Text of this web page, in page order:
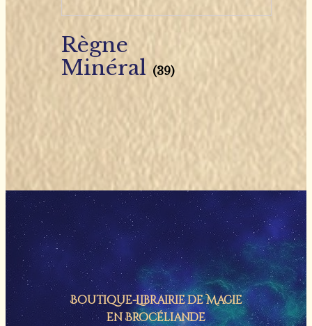
Règne
Minéral(39)
Boutique-Librairie deMagie
en Brocéliande